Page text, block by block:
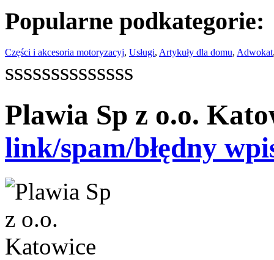
Popularne podkategorie:
Części i akcesoria motoryzacyj, Usługi, Artykuły dla domu, Adwokat
ssssssssssssss
Plawia Sp z o.o.
link/spam/błędny